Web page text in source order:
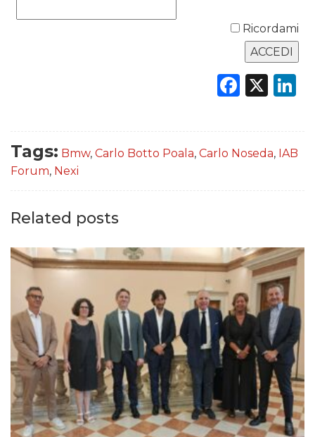
Ricordami
X
Tags: Bmw, Carlo Botto Poala, Carlo Noseda, IAB
Forum, Nexi
Related posts